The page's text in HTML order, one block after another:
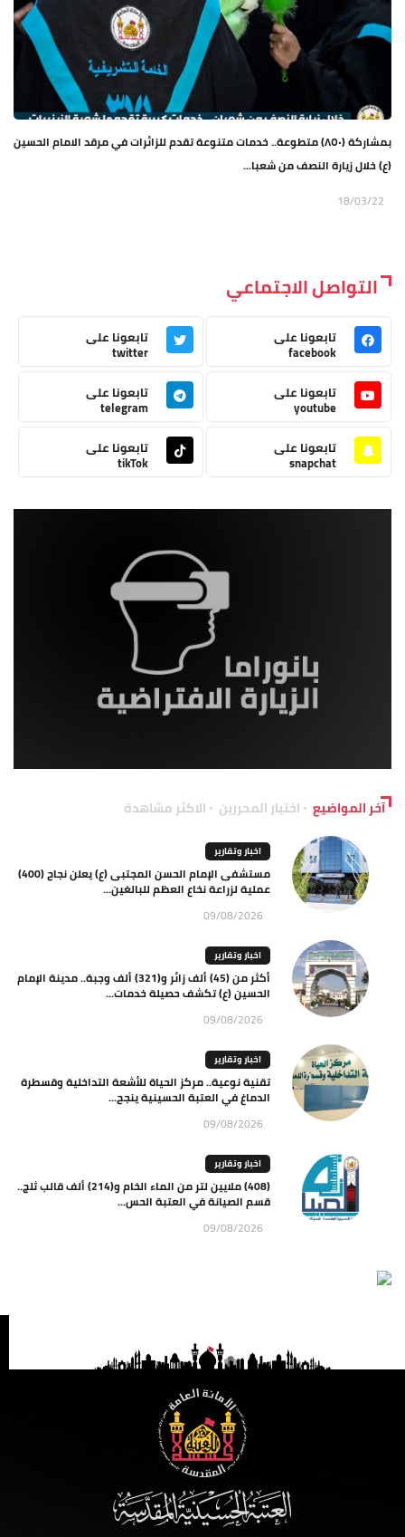
بمشاركة (٨٥٠) متطوعة.. خدمات متنوعة تقدم للزائرات في مرقد الامام الحسين
(ع) خلال زيارة النصف من شعبا...
18/03/22
التواصل الاجتماعي
تابعونا على
facebook
تابعونا على
twitter
تابعونا على
youtube
تابعونا على
telegram
تابعونا على
snapchat
تابعونا على
tikTok
آخر المواضيع اختيار المحررين الاكثر مشاهدة
اخبار وتقارير
مستشفى الإمام الحسن المجتبى (ع) يعلن نجاح (400)
عملية لزراعة نخاع العظم للبالغين...
09/08/2026
اخبار وتقارير
أكثر من (45) ألف زائر و(321) ألف وجبة.. مدينة الإمام
الحسين (ع) تكشف حصيلة خدمات...
09/08/2026
اخبار وتقارير
تقنية نوعية.. مركز الحياة للأشعة التداخلية وقسطرة
الدماغ في العتبة الحسينية ينجح...
09/08/2026
اخبار وتقارير
(408) ملايين لتر من الماء الخام و(214) ألف قالب ثلج..
قسم الصيانة في العتبة الحس...
09/08/2026